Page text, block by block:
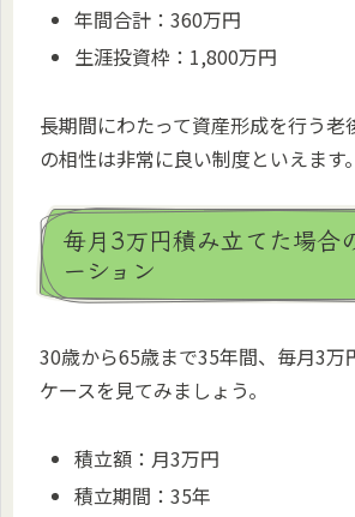
年間合計：360万円
生涯投資枠：1,800万円
長期間にわたって資産形成を行う老
の相性は非常に良い制度といえます。
毎月3万円積み立てた場合
ーション
30歳から65歳まで35年間、毎月3万
ケースを見てみましょう。
積立額：月3万円
積立期間：35年